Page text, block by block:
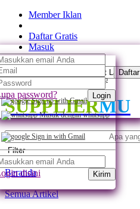
Member Iklan
Daftar Gratis
Daftar
Daftar dengan whatsapp
Sign up with Gmail
Masuk
password? Login
Masuk dengan whatsapp
Sign in with Gmail
disini Kirim
SUPPLIERMU
Filter
Beranda
Semua Artikel